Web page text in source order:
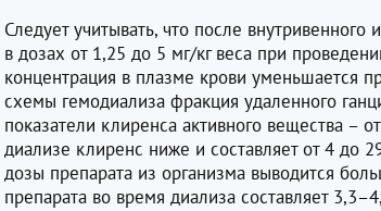
Следует учитывать, что после
в дозах от 1,25 до 5 мг/кг веса при
концентрация в плазме крови уменьшается
схемы гемодиализа фракция удаленного
показатели клиренса активного вещества
диализе клиренс ниже и составляет от 4 до
дозы препарата из организма выводится
препарата во время диализа составляет